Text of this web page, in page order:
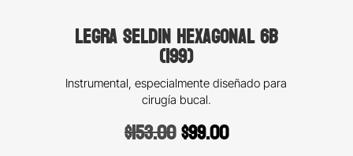
Legra Seldin hexagonal 6B
(199)
Instrumental, especialmente diseñado para
cirugía bucal.
$153.00Original
$99.00Current